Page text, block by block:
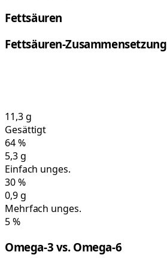
Fettsäuren
Fettsäuren-Zusammensetzung
11,3g
Gesättigt
64%
5,3g
Einfach unges.
30%
0,9g
Mehrfach unges.
5%
Omega-3 vs. Omega-6